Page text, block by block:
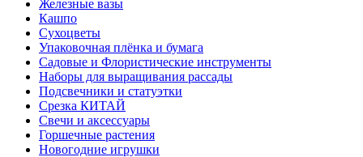
Железные вазы
Кашпо
Сухоцветы
Упаковочная плёнка и бумага
Садовые и Флористические инструменты
Наборы для выращивания рассады
Подсвечники и статуэтки
Срезка КИТАЙ
Свечи и аксессуары
Горшечные растения
Новогодние игрушки